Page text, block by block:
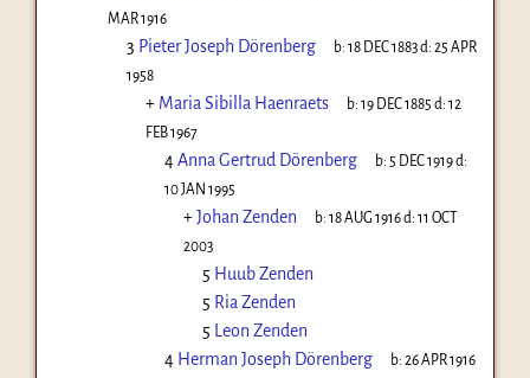
MAR 1916
3 Pieter Joseph Dörenberg b:18 DEC 1883d:25 APR
1958
+ Maria Sibilla Haenraets b:19 DEC 1885 d:12
FEB 1967
4Anna Gertrud Dörenberg b: 5 DEC 1919d:
10 JAN 1995
+Johan Zenden b:18 AUG 1916d:11 OCT
2003
5 Huub Zenden
5 Ria Zenden
5 Leon Zenden
4 Herman Joseph Dörenberg b:26 APR 1916